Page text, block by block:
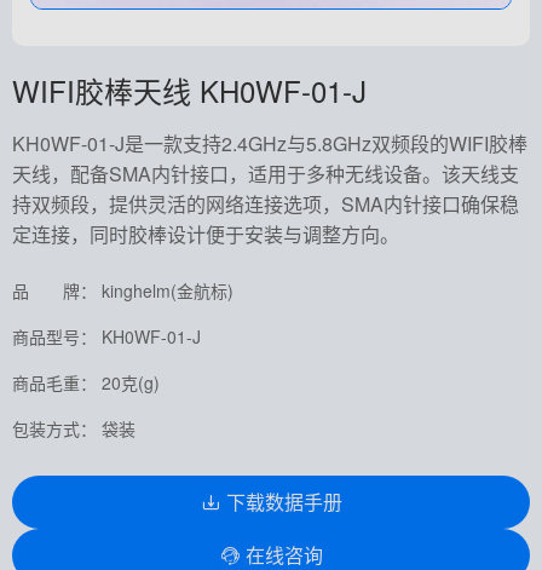
WIFI胶棒天线 KH0WF-01-J
KH0WF-01-J是一款支持2.4GHz与5.8GHz双频段的WIFI胶棒
天线，配备SMA内针接口，适用于多种无线设备。该天线支
持双频段，提供灵活的网络连接选项，SMA内针接口确保稳
定连接，同时胶棒设计便于安装与调整方向。
品 牌： kinghelm(金航标)
商品型号： KH0WF-01-J
商品毛重： 20克(g)
包装方式： 袋装
下载数据手册
在线咨询